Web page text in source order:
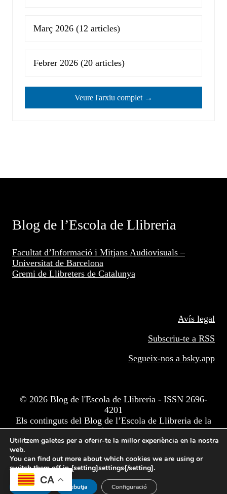
Març 2026 (12 articles)
Febrer 2026 (20 articles)
Veure l'arxiu complet →
Blog de l’Escola de Llibreria
Facultat d’Informació i Mitjans Audiovisuals –
Universitat de Barcelona
Gremi de Llibreters de Catalunya
Avís legal
Subscriu-te a RSS
Segueix-nos a bsky.app
© 2026 Blog de l'Escola de Llibreria - ISSN 2696-
4201
Els continguts del Blog de l’Escola de Llibreria de la
Facultat d'Informació i Mitjans Audiovisuals de
Barcelona estan subjectes a una llicència BY-NC-ND
CA
Utilitzem galetes per a oferir-te la millor experiència en la nostra
web.
You can find out more about which cookies we are using or
switch them off in {setting]settings{/setting].
Accepta Rebutja Configuració